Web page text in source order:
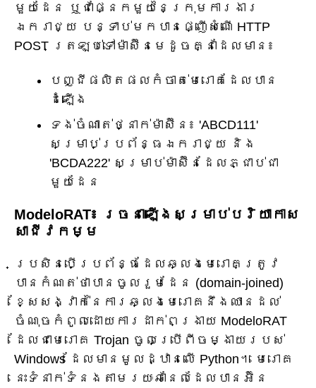
មួយដែន ឬជាផ្នែកមួយនៃក្រុមការងារ
ឯករាជ្យ បន្ទាប់មកបានផ្ញើសំណើ HTTP
POST ត្រឡប់ទៅម៉ាស៊ីនមេដូចគ្នាដែលមាន៖
បញ្ជីផលិតផលកំចាត់មេរោគដែលបាន
ដំឡើង
ទង់ចំណាត់ថ្នាក់ម៉ាស៊ីន៖ 'ABCD111'
សម្រាប់ប្រព័ន្ធឯករាជ្យ និង
'BCDA222' សម្រាប់ម៉ាស៊ីនដែលភ្ជាប់ជា
មួយដែន
ModeloRAT៖ រចនាឡើងសម្រាប់បរិយាកាស
សាជីវកម្ម
ប្រសិនបើប្រព័ន្ធដែលឆ្លងមេរោគត្រូវ
បានកំណត់ថាបានចូលរួមដែន (domain-joined)
ខ្សែសង្វាក់នៃការឆ្លងមេរោគនឹងឈានដល់
ចំណុចកំពូលដោយការដាក់ពង្រាយ ModeloRAT
ដែលជាមេរោគ Trojan ចូលប្រើពីចម្ងាយរបស់
Windows ដែលមានមូលដ្ឋានលើ Python។ មេរោគ
នេះទំនាក់ទំនងតាមរយៈឆានែលដែលបានអ៊ិន